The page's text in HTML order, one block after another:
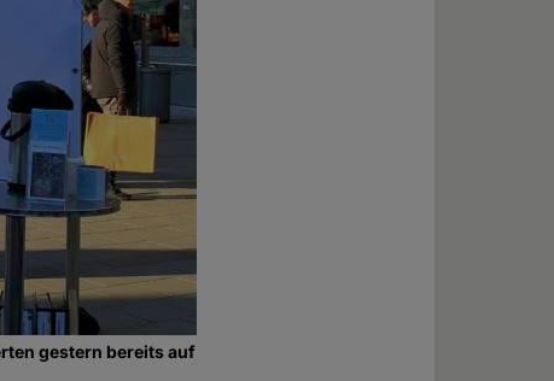
gestern bereits auf